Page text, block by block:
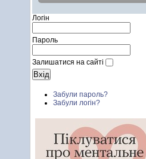
Логін
Пароль
Залишатися на сайті
Забули пароль?
Забули логін?